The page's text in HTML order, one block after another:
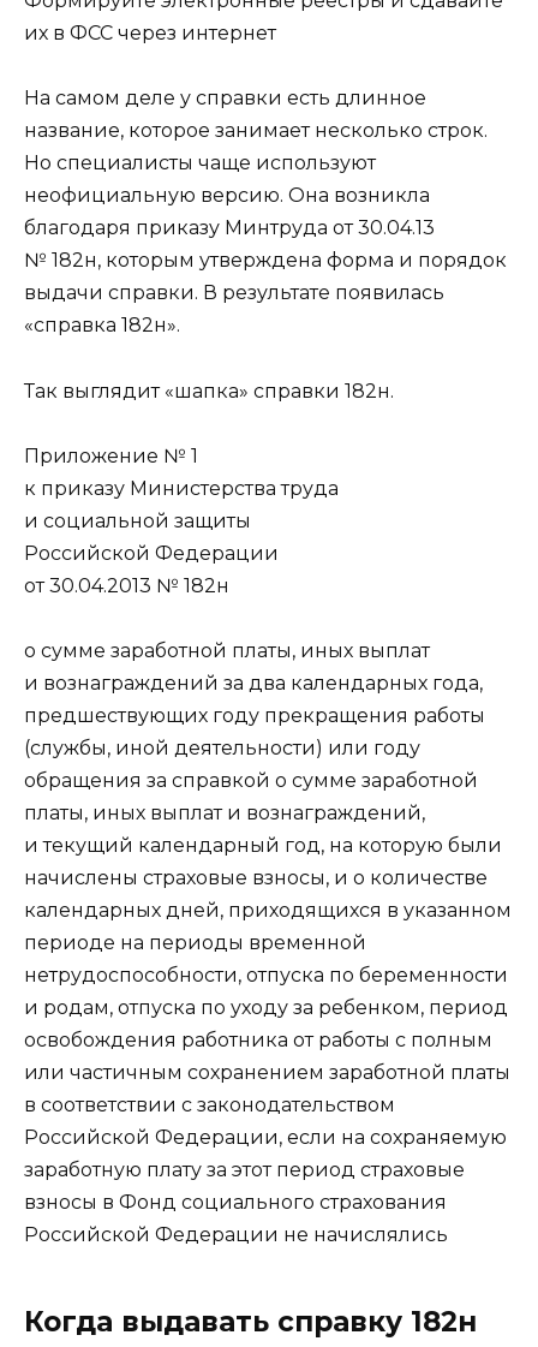
их в ФСС через интернет
На самом деле у справки есть длинное
название, которое занимает несколько строк.
Но специалисты чаще используют
неофициальную версию. Она возникла
благодаря приказу Минтруда от 30.04.13
№ 182н, которым утверждена форма и порядок
выдачи справки. В результате появилась
«справка 182н».
Так выглядит «шапка» справки 182н.
Приложение № 1
к приказу Министерства труда
и социальной защиты
Российской Федерации
от 30.04.2013 № 182н
о сумме заработной платы, иных выплат
и вознаграждений за два календарных года,
предшествующих году прекращения работы
(службы, иной деятельности) или году
обращения за справкой о сумме заработной
платы, иных выплат и вознаграждений,
и текущий календарный год, на которую были
начислены страховые взносы, и о количестве
календарных дней, приходящихся в указанном
периоде на периоды временной
нетрудоспособности, отпуска по беременности
и родам, отпуска по уходу за ребенком, период
освобождения работника от работы с полным
или частичным сохранением заработной платы
в соответствии с законодательством
Российской Федерации, если на сохраняемую
заработную плату за этот период страховые
взносы в Фонд социального страхования
Российской Федерации не начислялись
Когда выдавать справку 182н